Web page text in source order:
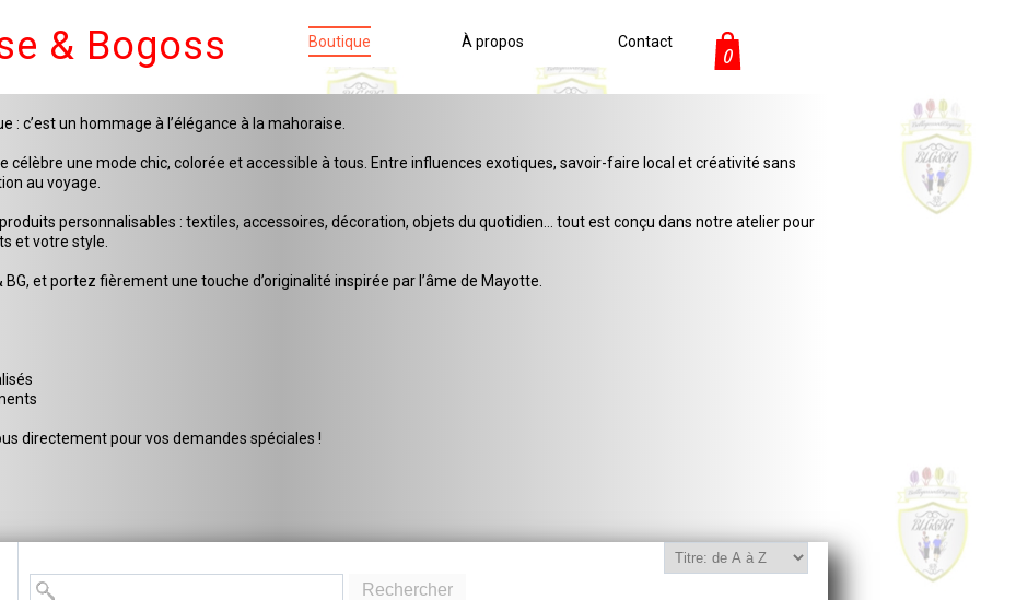
0
& Bogoss Boutique À propos Contact
: c’est un hommage à l’élégance à la mahoraise.
célèbre une mode chic, colorée et accessible à tous. Entre influences exotiques, savoir-faire local et créativité sans
au voyage.
personnalisables : textiles, accessoires, décoration, objets du quotidien… tout est conçu dans notre atelier pour
et votre style.
et portez fièrement une touche d’originalité inspirée par l’âme de Mayotte.
directement pour vos demandes spéciales !
Rechercher